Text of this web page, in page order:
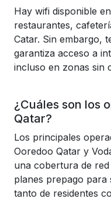
Hay wifi disponible
restaurantes,
Catar. Sin embargo,
garantiza acceso a
incluso en zonas sin
¿Cuáles son los
Qatar?
Los principales
Ooredoo Qatar y
una cobertura de
planes prepago para
tanto de residentes